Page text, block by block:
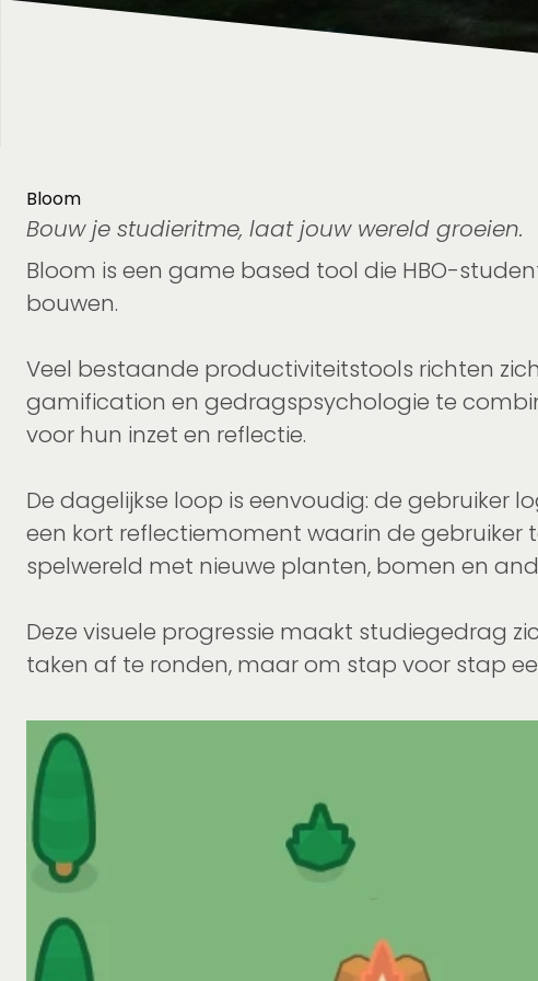
Bloom
Bouw je studieritme, laat jouw wereld groeien.
Bloom is een game based tool die HBO-
bouwen.
Veel bestaande productiviteitstools richten
gamification en gedragspsychologie te
voor hun inzet en reflectie.
De dagelijkse loop is eenvoudig: de gebruiker
een kort reflectiemoment waarin de gebruiker
spelwereld met nieuwe planten, bomen en
Deze visuele progressie maakt studiegedrag
taken af te ronden, maar om stap voor stap